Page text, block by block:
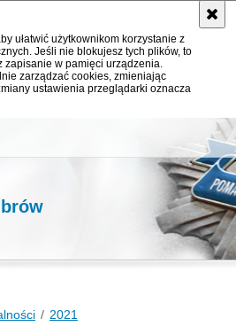
ułatwić użytkownikom korzystanie z
Jeśli nie blokujesz tych plików, to
zapisanie w pamięci urządzenia.
zarządzać cookies, zmieniając
ustawienia przeglądarki oznacza
2021